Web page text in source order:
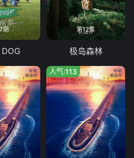
期 第12集
极岛森林
人气:113